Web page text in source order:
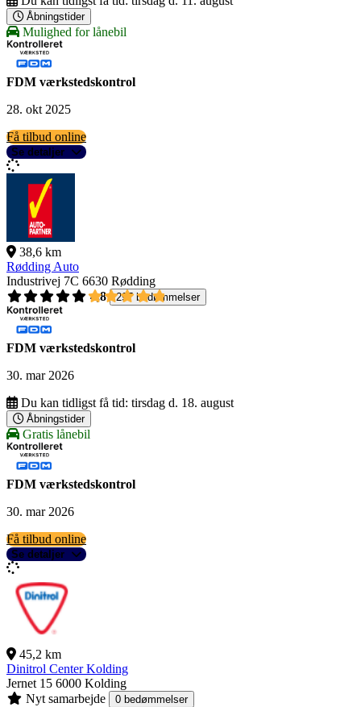
Åbningstider
Mulighed for lånebil
FDM værkstedskontrol
28. okt 2025
Få tilbud online
Se detaljer
38,6 km
Rødding Auto
Industrivej 7C 6630 Rødding
4,8
297 bedømmelser
FDM værkstedskontrol
30. mar 2026
Du kan tidligst få tid: tirsdag d. 18. august
Åbningstider
Gratis lånebil
FDM værkstedskontrol
30. mar 2026
Få tilbud online
Se detaljer
45,2 km
Dinitrol Center Kolding
Jernet 15 6000 Kolding
Nyt samarbejde
0 bedømmelser